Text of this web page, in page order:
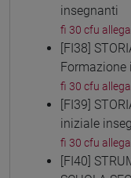
insegnanti
fi 30 cfu
[FI38]
Formazione
fi 30 cfu
[FI39]
iniziale
fi 30 cfu
[FI40]